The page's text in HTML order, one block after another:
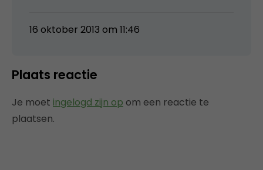
16 oktober 2013 om 11:46
Plaats reactie
Je moet ingelogd zijn op om een reactie te
plaatsen.